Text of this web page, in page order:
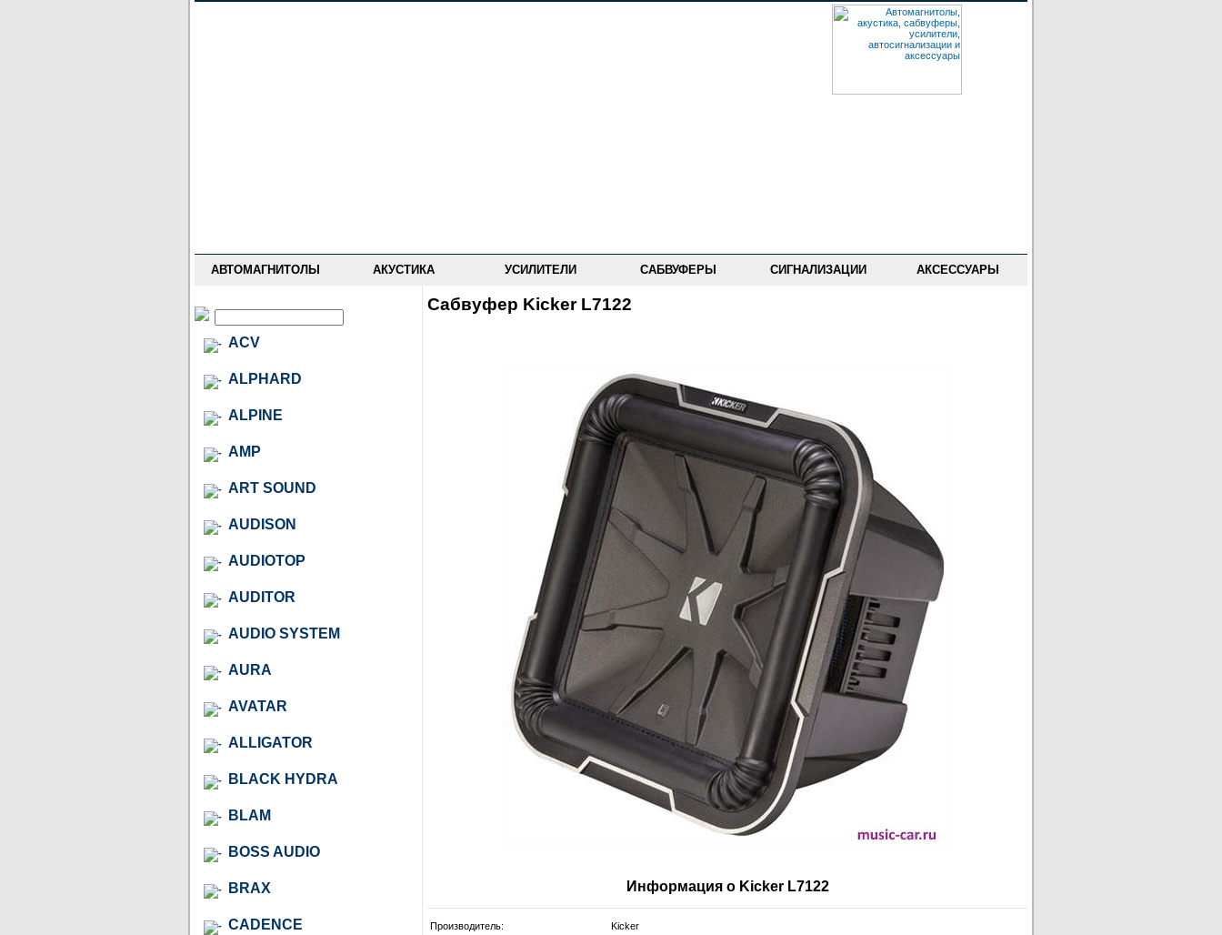
АВТОМАГНИТОЛЫ АКУСТИКА УСИЛИТЕЛИ САБВУФЕРЫ СИГНАЛИЗАЦИИ АКСЕССУАРЫ
ACV
ALPHARD
ALPINE
AMP
ART SOUND
AUDISON
AUDIOTOP
AUDITOR
AUDIO SYSTEM
AURA
AVATAR
ALLIGATOR
BLACK HYDRA
BLAM
BOSS AUDIO
BRAX
CADENCE
Сабвуфер Kicker L7122
Информация о Kicker L7122
Производитель: Kicker